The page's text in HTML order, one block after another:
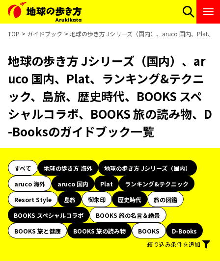
TOP ガイドブック 地球の歩き方 Jシリーズ（国内）、aruco 国内、Plat、
地球の歩き方 Jシリーズ（国内）、ar
uco 国内、Plat、ランキング&テクニ
ック、島旅、歴史時代、BOOKS スペ
シャルコラボ、BOOKS 旅の読み物、D
-Booksのガイドブック一覧
すべて 地球の歩き方 海外
地球の歩き方 Jシリーズ（国内）
aruco 海外
aruco 国内 Plat
ランキング&テクニック
Resort Style
島旅 御朱印 歴史時代
旅の図鑑
BOOKS スペシャルコラボ
BOOKS 旅の名言＆絶景
BOOKS 旅と健康
BOOKS 旅の読み物 BOOKS
D-Books
絞り込み条件を追加